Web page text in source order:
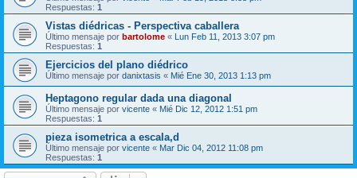
Respuestas: 1
Vistas diédricas - Perspectiva caballera
Último mensaje por bartolome « Lun Feb 11, 2013 3:07 pm
Respuestas: 1
Ejercicios del plano diédrico
Último mensaje por danixtasis « Mié Ene 30, 2013 1:13 pm
Heptagono regular dada una diagonal
Último mensaje por vicente « Mié Dic 12, 2012 1:51 pm
Respuestas: 1
pieza isometrica a escala,d
Último mensaje por vicente « Mar Dic 04, 2012 11:08 pm
Respuestas: 1